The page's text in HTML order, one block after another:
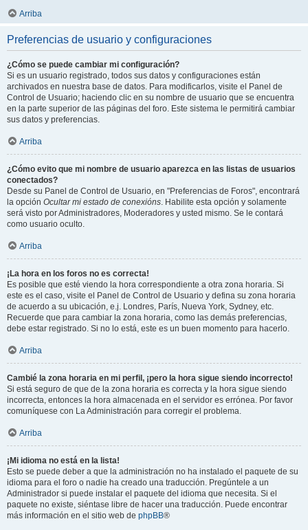
Arriba
Preferencias de usuario y configuraciones
¿Cómo se puede cambiar mi configuración?
Si es un usuario registrado, todos sus datos y configuraciones están
archivados en nuestra base de datos. Para modificarlos, visite el Panel de
Control de Usuario; haciendo clic en su nombre de usuario que se encuentra
en la parte superior de las páginas del foro. Este sistema le permitirá cambiar
sus datos y preferencias.
Arriba
¿Cómo evito que mi nombre de usuario aparezca en las listas de usuarios
conectados?
Desde su Panel de Control de Usuario, en "Preferencias de Foros", encontrará
la opción Ocultar mi estado de conexións. Habilite esta opción y solamente
será visto por Administradores, Moderadores y usted mismo. Se le contará
como usuario oculto.
Arriba
¡La hora en los foros no es correcta!
Es posible que esté viendo la hora correspondiente a otra zona horaria. Si
este es el caso, visite el Panel de Control de Usuario y defina su zona horaria
de acuerdo a su ubicación, e.j. Londres, París, Nueva York, Sydney, etc.
Recuerde que para cambiar la zona horaria, como las demás preferencias,
debe estar registrado. Si no lo está, este es un buen momento para hacerlo.
Arriba
Cambié la zona horaria en mi perfil, ¡pero la hora sigue siendo incorrecto!
Si está seguro de que de la zona horaria es correcta y la hora sigue siendo
incorrecta, entonces la hora almacenada en el servidor es errónea. Por favor
comuníquese con La Administración para corregir el problema.
Arriba
¡Mi idioma no está en la lista!
Esto se puede deber a que la administración no ha instalado el paquete de su
idioma para el foro o nadie ha creado una traducción. Pregúntele a un
Administrador si puede instalar el paquete del idioma que necesita. Si el
paquete no existe, siéntase libre de hacer una traducción. Puede encontrar
más información en el sitio web de phpBB®